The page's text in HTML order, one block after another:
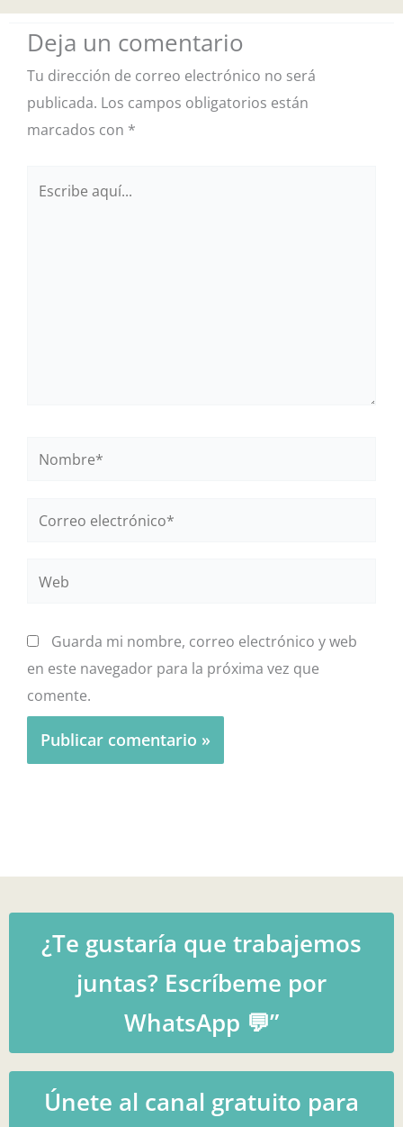
Deja un comentario
Tu dirección de correo electrónico no será
publicada. Los campos obligatorios están
marcados con *
Nombre*
Correo
Guarda mi nombre, correo electrónico y web
en este navegador para la próxima vez que
comente.
¿Te gustaría que trabajemos
juntas? Escríbeme por
WhatsApp 💬”
Únete al canal gratuito para